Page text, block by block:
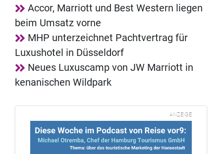
Accor, Marriott und Best Western liegen
beim Umsatz vorne
MHP unterzeichnet Pachtvertrag für
Luxushotel in Düsseldorf
Neues Luxuscamp von JW Marriott in
kenanischen Wildpark
ANZEIGE